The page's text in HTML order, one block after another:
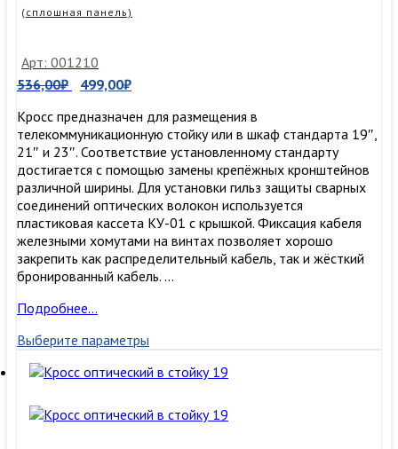
(сплошная панель)
Арт: 001210
536,00₽ 499,00₽
Кросс предназначен для размещения в
телекоммуникационную стойку или в шкаф стандарта 19″,
21″ и 23″. Соответствие установленному стандарту
достигается с помощью замены крепёжных кронштейнов
различной ширины. Для установки гильз защиты сварных
соединений оптических волокон используется
пластиковая кассета КУ-01 с крышкой. Фиксация кабеля
железными хомутами на винтах позволяет хорошо
закрепить как распределительный кабель, так и жёсткий
бронированный кабель. …
Кросс
в
стойку
19″
24
Подробнее…
Выберите параметры